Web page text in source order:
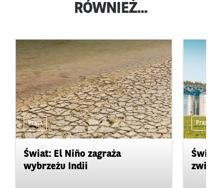
RÓWNIEŻ...
Prasa
Świat: El Niño zagraża
wybrzeżu Indii
Prasa